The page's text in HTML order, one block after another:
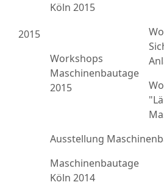
2015
Köln 2015
Workshops
Maschinenbautage
2015
Ausstellung
Maschinenbautage
Köln 2014